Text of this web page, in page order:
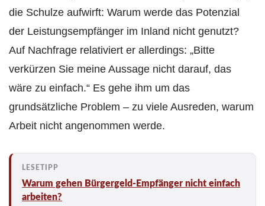
die Schulze aufwirft: Warum werde das Potenzial
der Leistungsempfänger im Inland nicht genutzt?
Auf Nachfrage relativiert er allerdings: „Bitte
verkürzen Sie meine Aussage nicht darauf, das
wäre zu einfach.“ Es gehe ihm um das
grundsätzliche Problem – zu viele Ausreden, warum
Arbeit nicht angenommen werde.
Warum gehen Bürgergeld-Empfänger nicht einfach
arbeiten?